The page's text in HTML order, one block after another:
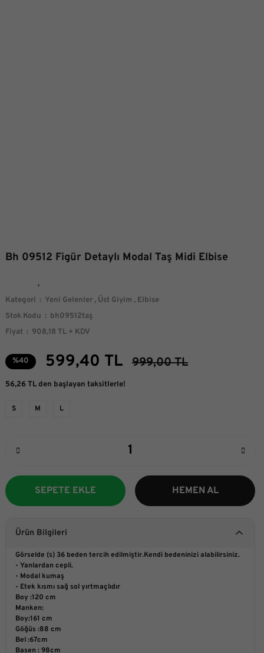
Bh 09512 Figür Detaylı Modal Taş Midi Elbise
Kategori Yeni Gelenler , Üst Giyim , Elbise
Stok Kodu
bh09512taş
Fiyat
908,18 TL + KDV
%40 599,40 TL 999,00 TL
56,26 TL den başlayan taksitlerle!
S M L
SEPETE EKLE HEMEN AL
Ürün Bilgileri
Görselde (s) 36 beden tercih edilmiştir.Kendi bedeninizi alabilirsiniz.
- Yanlardan cepli.
- Modal kumaş
- Etek kısmı sağ sol yırtmaçlıdır
Boy :120 cm
Manken:
Boy:161 cm
Göğüs :88 cm
Bel :67cm
Basen : 98cm